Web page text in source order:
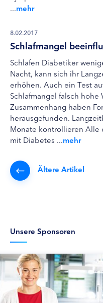
...mehr
8.02.2017
Schlafmangel
Schlafen Diabetiker
Nacht, kann sich ihr
erhöhen. Auch ein Test
Schlafmangel falsch
Zusammenhang haben
herausgefunden.
Monate kontrollieren Alle
mit Diabetes ...mehr
Ältere Artikel
Unsere Sponsoren